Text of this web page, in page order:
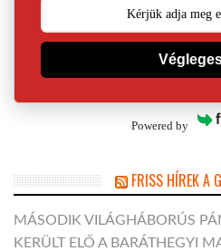
Powered by
FRISS HÍREK A
MÁSODIK VILÁGHÁBORÚS
KERÜLT ELŐ A BARÁTHEGYI